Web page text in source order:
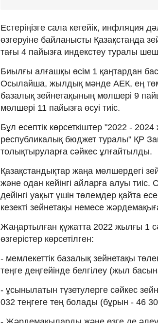
Естеріңізге сала кетейік, инфляция
өзгеруіне байланысты Қазақстанда
тағы 4 пайызға индекстеу туралы
Биылғы алғашқы өсім 1 қаңтардан
Осылайша, жылдық мәнде АЕК, ең
базалық зейнетақының мөлшері 9
мөлшері 11 пайызға өсуі тиіс.
Бұл есептік көрсеткіштер "2022 -
республикалық бюджет туралы" ҚР
толықтыруларға сәйкес ұлғайтылды.
Қазақстандықтар жаңа мөлшердегі
және одан кейінгі айларға алуы тиіс.
дейінгі уақыт үшін төлемдер қайта
кезекті зейнетақы немесе
Жаңартылған құжатта 2022 жылғы 1
өзгерістер көрсетілген:
- мемлекеттік базалық зейнетақы
теңге деңгейінде белгілеу (жыл
- ұсынылатын түзетулерге сәйкес
032 теңгеге тең болады (бұрын - 46